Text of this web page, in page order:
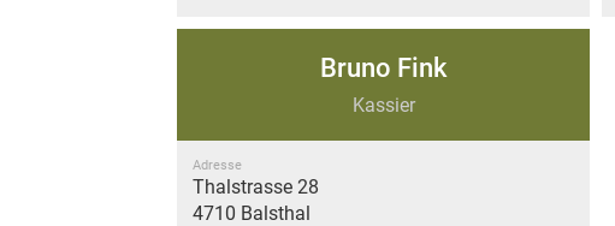
Bruno Fink
Kassier
Adresse
Thalstrasse 28
4710 Balsthal